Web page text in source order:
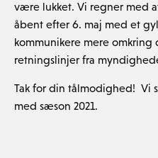
være lukket. Vi regner med
åbent efter 6. maj med et
kommunikere mere omkring
retningslinjer fra
Tak for din tålmodighed! Vi
med sæson 2021.